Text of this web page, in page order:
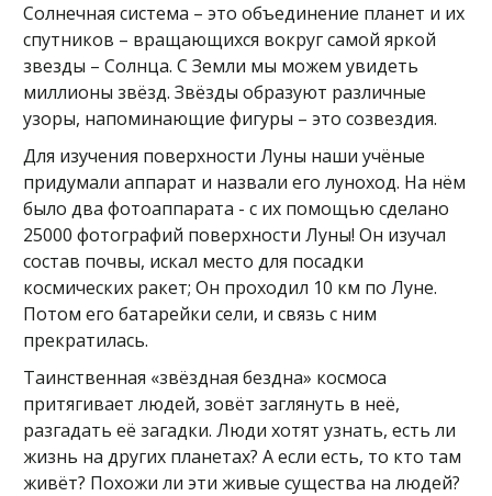
Солнечная система – это объединение планет и их
спутников – вращающихся вокруг самой яркой
звезды – Солнца. С Земли мы можем увидеть
миллионы звёзд. Звёзды образуют различные
узоры, напоминающие фигуры – это созвездия.
Для изучения поверхности Луны наши учёные
придумали аппарат и назвали его луноход. На нём
было два фотоаппарата - с их помощью сделано
25000 фотографий поверхности Луны! Он изучал
состав почвы, искал место для посадки
космических ракет; Он проходил 10 км по Луне.
Потом его батарейки сели, и связь с ним
прекратилась.
Таинственная «звёздная бездна» космоса
притягивает людей, зовёт заглянуть в неё,
разгадать её загадки. Люди хотят узнать, есть ли
жизнь на других планетах? А если есть, то кто там
живёт? Похожи ли эти живые существа на людей?